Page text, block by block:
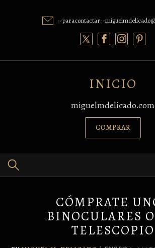
--paracontactar--
INICIO
miguelmdelicado.com
COMPRAR
CÓMPRATE
BINOCULARES
TELESCOPIO